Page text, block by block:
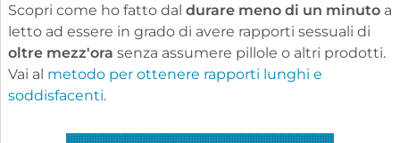
Scopri come ho fatto dal durare meno di un minutoa
letto ad essere in grado di avere rapporti sessuali di
oltre mezz'ora senza assumere pillole o altri prodotti.
Vai al metodo per ottenere rapporti lunghi e
soddisfacenti.